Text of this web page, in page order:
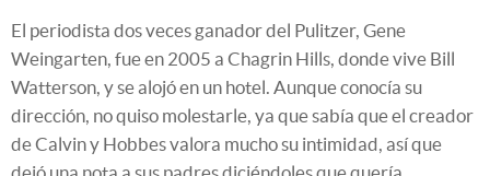
El periodista dos veces ganador del Pulitzer, Gene
Weingarten, fue en 2005 a Chagrin Hills, donde vive Bill
Watterson, y se alojó en un hotel. Aunque conocía su
dirección, no quiso molestarle, ya que sabía que el creador
de Calvin y Hobbes valora mucho su intimidad, así que